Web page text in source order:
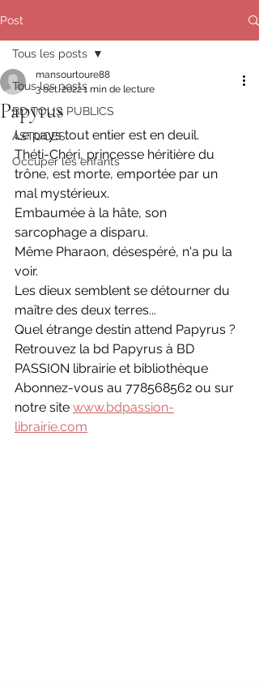
Post
Tous les posts
BD TOUS PUBLICS
ASTUCES
Occuper les enfants
Tous les posts
Papyrus
mansourtoure88
3 oct. 20221 min de lecture
Le pays tout entier est en deuil.
Théti-Chéri, princesse héritière du
trône, est morte, emportée par un
mal mystérieux.
Embaumée à la hâte, son
sarcophage a disparu.
Même Pharaon, désespéré, n'a pu la
voir.
Les dieux semblent se détourner du
maître des deux terres...
Quel étrange destin attend Papyrus ?
Retrouvez la bd Papyrus à BD
PASSION librairie et bibliothèque
Abonnez-vous au 778568562 ou sur
notre site www.bdpassion-
librairie.com